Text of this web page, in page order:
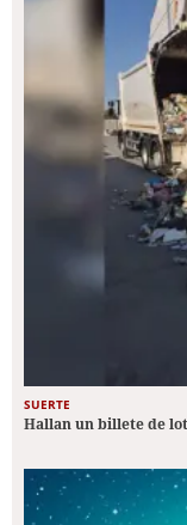
SUERTE
Hallan un billete de